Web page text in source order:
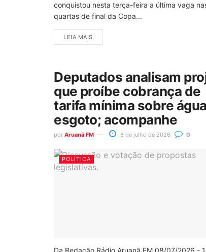
conquistou nesta terça-feira a última vaga
quartas de final da Copa...
LEIA MAIS
Deputados analisam
que proíbe cobrança de
tarifa mínima sobre
esgoto; acompanhe
por Aruanã FM 8 de julho de 2026 0
POLÍTICA
Da Redação Rádio Aruanã FM 08/07/2026 -